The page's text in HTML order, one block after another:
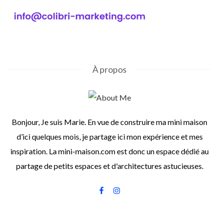
À propos
Bonjour, Je suis Marie. En vue de construire ma mini maison
d’ici quelques mois, je partage ici mon expérience et mes
inspiration. La mini-maison.com est donc un espace dédié au
partage de petits espaces et d'architectures astucieuses.